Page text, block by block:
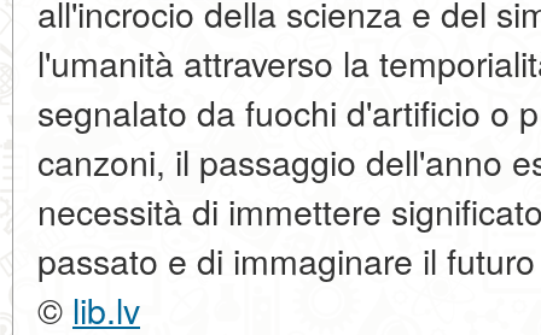
all'incrocio della scienza e del
l'umanità attraverso la
segnalato da fuochi d'artificio o
canzoni, il passaggio dell'anno
necessità di immettere
passato e di immaginare il
© lib.lv